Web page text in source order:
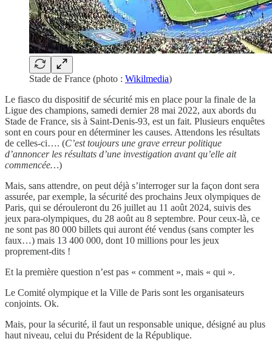
Stade de France (photo : Wikilmedia)
Le fiasco du dispositif de sécurité mis en place pour la finale de la
Ligue des champions, samedi dernier 28 mai 2022, aux abords du
Stade de France, sis à Saint-Denis-93, est un fait. Plusieurs enquêtes
sont en cours pour en déterminer les causes. Attendons les résultats
de celles-ci…. (C’est toujours une grave erreur politique
d’annoncer les résultats d’une investigation avant qu’elle ait
commencée…)
Mais, sans attendre, on peut déjà s’interroger sur la façon dont sera
assurée, par exemple, la sécurité des prochains Jeux olympiques de
Paris, qui se dérouleront du 26 juillet au 11 août 2024, suivis des
jeux para-olympiques, du 28 août au 8 septembre. Pour ceux-là, ce
ne sont pas 80 000 billets qui auront été vendus (sans compter les
faux…) mais 13 400 000, dont 10 millions pour les jeux
proprement-dits !
Et la première question n’est pas « comment », mais « qui ».
Le Comité olympique et la Ville de Paris sont les organisateurs
conjoints. Ok.
Mais, pour la sécurité, il faut un responsable unique, désigné au plus
haut niveau, celui du Président de la République.